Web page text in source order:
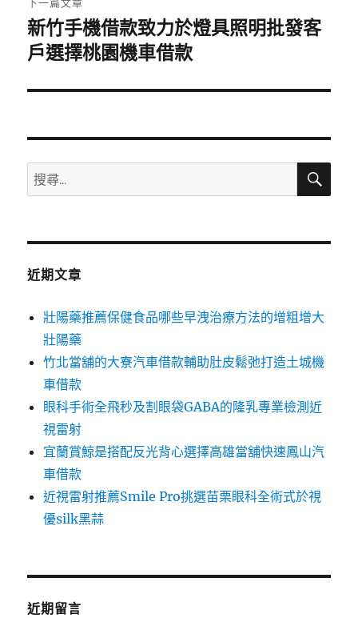
下
一
文
新竹手機借款致力於燈具照明批發客
戶選擇桃園機車借款
搜
尋
鍵
搜
近期文章
壯陽藥推薦保健食品哪些早洩治療方法的增粗增大
壯陽藥
竹北當舖的大寮汽車借款輔助肚皮鬆弛打造土城機
車借款
眼科手術全飛秒及割眼袋GABA的隆乳專業檢測近
視雷射
宜蘭賞鯨是搭配反光背心選擇高雄當舖快速鳳山汽
車借款
近視雷射推薦Smile Pro挑選苗栗眼科全術式於視
優silk黑蒜
近期留言